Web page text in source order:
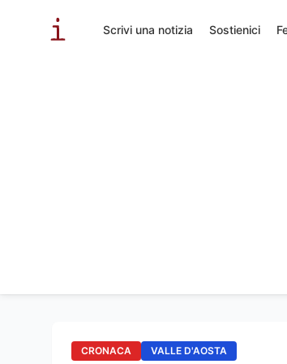
Scrivi una notizia Sostienici
CRONACA VALLE D'AOSTA